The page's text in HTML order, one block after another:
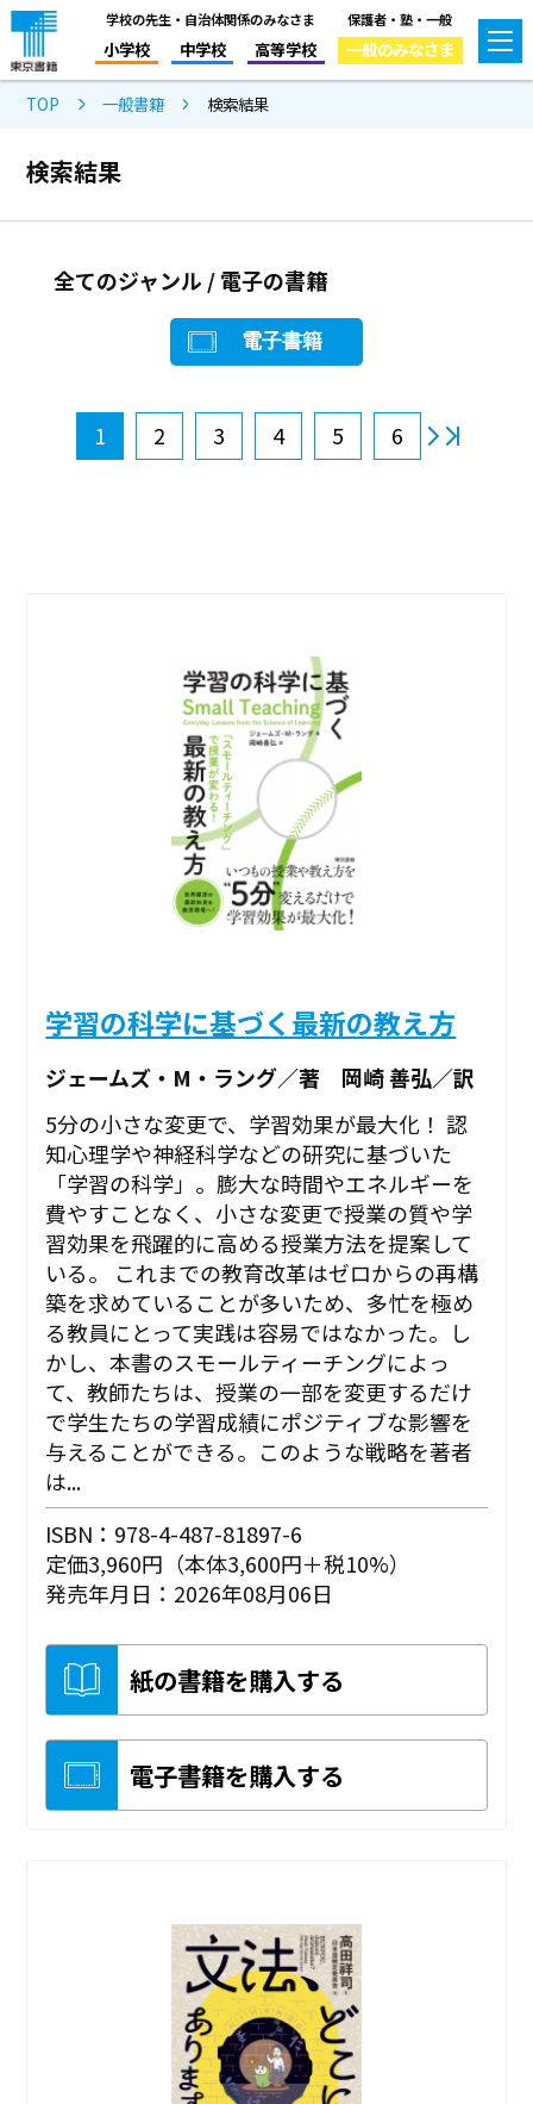
学校の先生・自治体関係のみなさま
小学校 中学校 高等学校
保護者・塾・一般
一般のみなさま
TOP 一般書籍 検索結果
検索結果
全てのジャンル / 電子の書籍
電子書籍
1 2 3 4 5 6
学習の科学に基づく最新の教え方
ジェームズ・M・ラング／著 岡崎 善弘／訳
5分の小さな変更で、学習効果が最大化！ 認
知心理学や神経科学などの研究に基づいた
「学習の科学」。膨大な時間やエネルギーを
費やすことなく、小さな変更で授業の質や学
習効果を飛躍的に高める授業方法を提案して
いる。 これまでの教育改革はゼロからの再構
築を求めていることが多いため、多忙を極め
る教員にとって実践は容易ではなかった。し
かし、本書のスモールティーチングによっ
て、教師たちは、授業の一部を変更するだけ
で学生たちの学習成績にポジティブな影響を
与えることができる。このような戦略を著者
は...
ISBN：978-4-487-81897-6
定価3,960円（本体3,600円＋税10%）
発売年月日：2026年08月06日
紙の書籍を購入する
電子書籍を購入する